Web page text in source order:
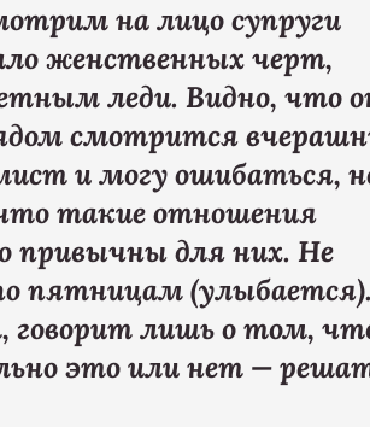
на лицо супруги
женственных черт,
леди. Видно, что
смотрится
и могу ошибаться,
такие отношения
привычны для них. Не
пятницам (улыбается).
лишь о том,
это или нет —